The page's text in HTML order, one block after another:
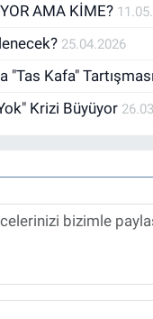
AMA KİME?
25.04.2026
"Tas Kafa"
Krizi Büyüyor